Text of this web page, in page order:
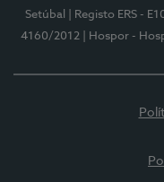
Setúbal
| Registo ERS -
4160/2012
| Hospor -